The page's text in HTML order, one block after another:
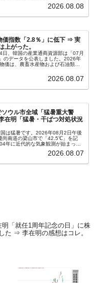
面白い記事が出ています。「東西南
2026.08.08
価指数「2.8％」に低下 ⇒ 実
上がった。
、韓国の産業通商資源部は「07月
のデータを公表しました。2026年
価は、農畜水産物および石油類の
月は3.2％）となり、上昇率は前...
2026.08.07
ウル市全域「猛暑重大警
在明「猛暑・干ばつ対処状況
は猛暑です。2026年08月2日午後
尚南道の梁山市で「42.5℃」を記
年に近代的な気象観測が始まって
「猛暑重大警報」が発令され...
2026.08.07
明「就任1周年記念の日」に株
た ⇒ 李在明の感想はコレ。